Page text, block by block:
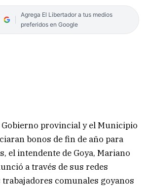
Agrega El Libertador a tus medios
preferidos en Google
Gobierno provincial y el Municipio
bonos de fin de año para
el intendente de Goya, Mariano
a través de sus redes
trabajadores comunales goyanos